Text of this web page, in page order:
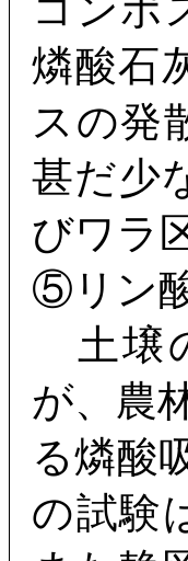
コンポ
燐酸石
スの発
甚だ少
びワラ
⑤リン
土壌
が、農
る燐酸
の試験